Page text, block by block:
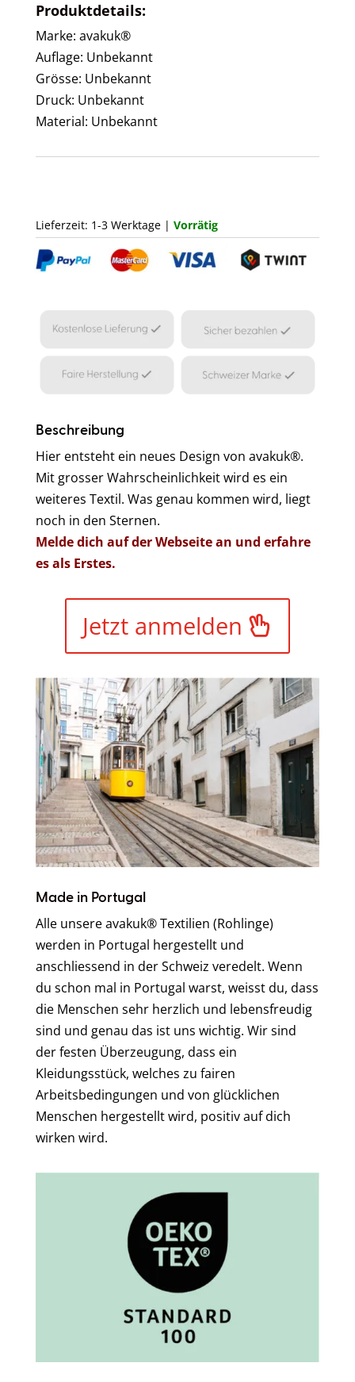
Produktdetails:
Marke: avakuk®
Auflage: Unbekannt
Grösse: Unbekannt
Druck: Unbekannt
Material: Unbekannt
Lieferzeit: 1-3 Werktage | Vorrätig
Beschreibung
Hier entsteht ein neues Design von avakuk®.
Mit grosser Wahrscheinlichkeit wird es ein
weiteres Textil. Was genau kommen wird, liegt
noch in den Sternen.
Melde dich auf der Webseite an und erfahre
es als Erstes.
Jetzt anmelden
Made in Portugal
Alle unsere avakuk® Textilien (Rohlinge)
werden in Portugal hergestellt und
anschliessend in der Schweiz veredelt. Wenn
du schon mal in Portugal warst, weisst du, dass
die Menschen sehr herzlich und lebensfreudig
sind und genau das ist uns wichtig. Wir sind
der festen Überzeugung, dass ein
Kleidungsstück, welches zu fairen
Arbeitsbedingungen und von glücklichen
Menschen hergestellt wird, positiv auf dich
wirken wird.